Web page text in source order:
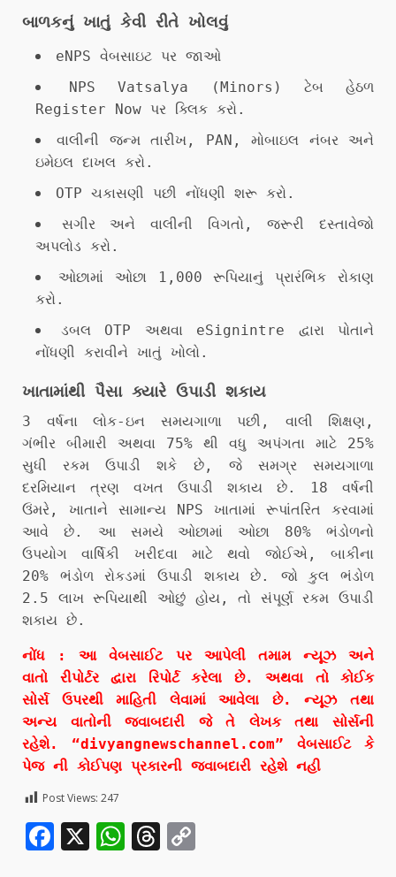
બાળકનું ખાતું કેવી રીતે ખોલવું
eNPS વેબસાઇટ પર જાઓ
NPS Vatsalya (Minors) ટેબ હેઠળ
Register Now પર ક્લિક કરો.
વાલીની જન્મ તારીખ, PAN, મોબાઇલ નંબર અને
ઇમેઇલ દાખલ કરો.
OTP ચકાસણી પછી નોંધણી શરૂ કરો.
સગીર અને વાલીની વિગતો, જરૂરી દસ્તાવેજો
અપલોડ કરો.
ઓછામાં ઓછા 1,000 રૂપિયાનું પ્રારંભિક રોકાણ
કરો.
ડબલ OTP અથવા eSignintre દ્વારા પોતાને
નોંધણી કરાવીને ખાતું ખોલો.
ખાતામાંથી પૈસા ક્યારે ઉપાડી શકાય
3 વર્ષના લોક-ઇન સમયગાળા પછી, વાલી શિક્ષણ,
ગંભીર બીમારી અથવા 75% થી વધુ અપંગતા માટે 25%
સુધી રકમ ઉપાડી શકે છે, જે સમગ્ર સમયગાળા
દરમિયાન ત્રણ વખત ઉપાડી શકાય છે. 18 વર્ષની
ઉંમરે, ખાતાને સામાન્ય NPS ખાતામાં રૂપાંતરિત કરવામાં
આવે છે. આ સમયે ઓછામાં ઓછા 80% ભંડોળનો
ઉપયોગ વાર્ષિકી ખરીદવા માટે થવો જોઈએ, બાકીના
20% ભંડોળ રોકડમાં ઉપાડી શકાય છે. જો કુલ ભંડોળ
2.5 લાખ રૂપિયાથી ઓછું હોય, તો સંપૂર્ણ રકમ ઉપાડી
શકાય છે.
નોંધ : આ વેબસાઈટ પર આપેલી તમામ ન્યૂઝ અને
વાતો રીપોર્ટર દ્વારા રિપોર્ટ કરેલા છે. અથવા તો કોઈક
સોર્સ ઉપરથી માહિતી લેવામાં આવેલા છે. ન્યૂઝ તથા
અન્ય વાતોની જવાબદારી જે તે લેખક તથા સોર્સની
રહેશે. “divyangnewschannel.com” વેબસાઈટ કે
પેજ ની કોઈપણ પ્રકારની જવાબદારી રહેશે નહી
Post Views: 247
Facebook
X WhatsApp
Threads